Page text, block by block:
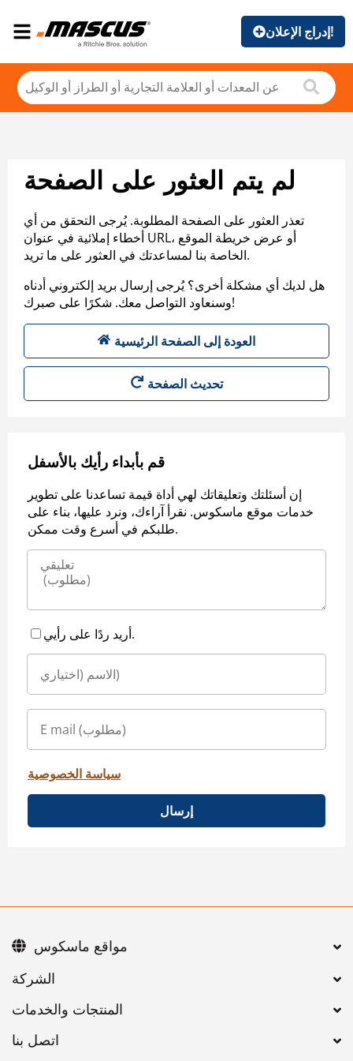
إدراج الإعلان!
لم يتم العثور على الصفحة
تعذر العثور على الصفحة المطلوبة. يُرجى التحقق من أي
أخطاء إملائية في عنوان URL، أو عرض خريطة الموقع
الخاصة بنا لمساعدتك في العثور على ما تريد.
هل لديك أي مشكلة أخرى؟ يُرجى إرسال بريد إلكتروني أدناه
وسنعاود التواصل معك. شكرًا على صبرك!
العودة إلى الصفحة الرئيسية
تحديث الصفحة
قم بأبداء رأيك بالأسفل
إن أسئلتك وتعليقاتك لهي أداة قيمة تساعدنا على تطوير
خدمات موقع ماسكوس. نقرأ آراءك، ونرد عليها، بناء على
طلبكم في أسرع وقت ممكن.
أريد ردًا على رأيي.
سياسة الخصوصية
إرسال
اتصل بنا
مواقع ماسكوس